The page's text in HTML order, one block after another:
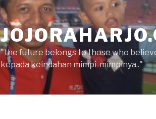
"the future belongs to those who
kepada keindahan mimpi-mimpinya.."